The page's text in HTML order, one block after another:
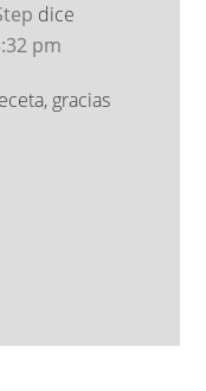
dice
pm
gracias